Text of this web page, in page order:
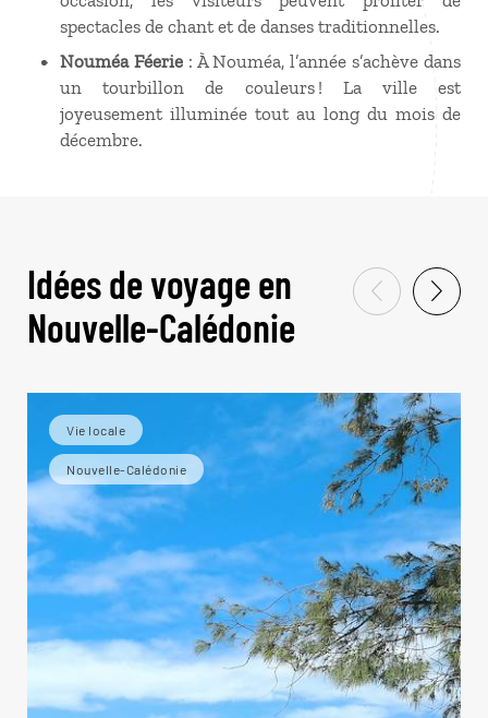
spectacles de chant et de danses traditionnelles.
Nouméa Féerie: À Nouméa, l’année s’achève dans
un tourbillon de couleurs ! La ville est
joyeusement illuminée tout au long du mois de
décembre.
Idées de voyage en
Nouvelle-Calédonie
Vie locale
Nouvelle-Calédonie